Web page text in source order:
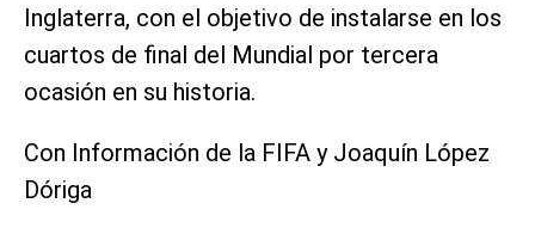
Inglaterra, con el objetivo de instalarse en los
cuartos de final del Mundial por tercera
ocasión en su historia.
Con Información de la FIFA y Joaquín López
Dóriga